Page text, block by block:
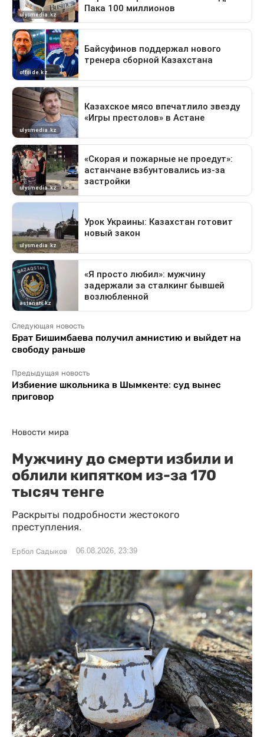
Следующая новость
Брат Бишимбаева получил амнистию и выйдет на
свободу раньше
Предыдущая новость
Избиение школьника в Шымкенте: суд вынес
приговор
Новости мира
Мужчину до смерти избили и
облили кипятком из-за 170
тысяч тенге
Раскрыты подробности жестокого
преступления.
Ербол Садыков 06.08.2026, 23:39